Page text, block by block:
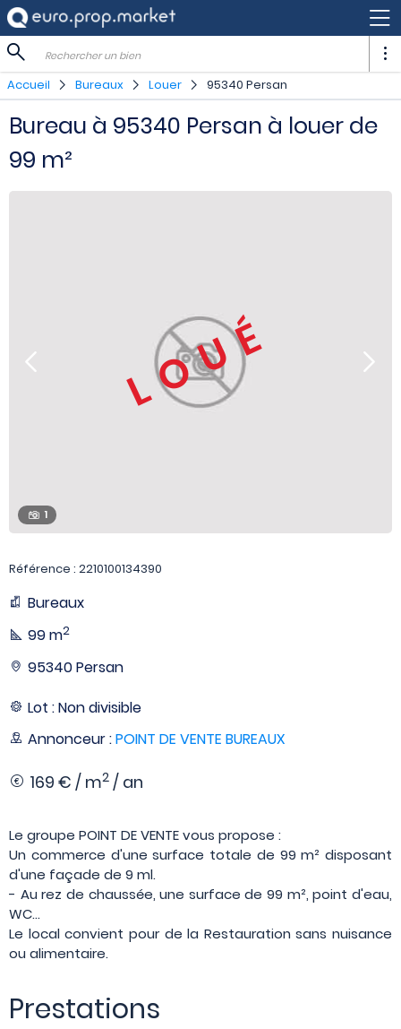
Rechercher un bien
Accueil Bureaux Louer 95340 Persan
Bureau à 95340 Persan à louer de
99 m²
LOUÉ
1
Référence : 2210100134390
Bureaux
99 m2
95340 Persan
Lot : Non divisible
Annonceur :POINT DE VENTE BUREAUX
169 € / m2 / an
Le groupe POINT DE VENTE vous propose :
Un commerce d'une surface totale de 99 m² disposant
d'une façade de 9 ml.
- Au rez de chaussée, une surface de 99 m², point d'eau,
WC...
Le local convient pour de la Restauration sans nuisance
ou alimentaire.
Prestations